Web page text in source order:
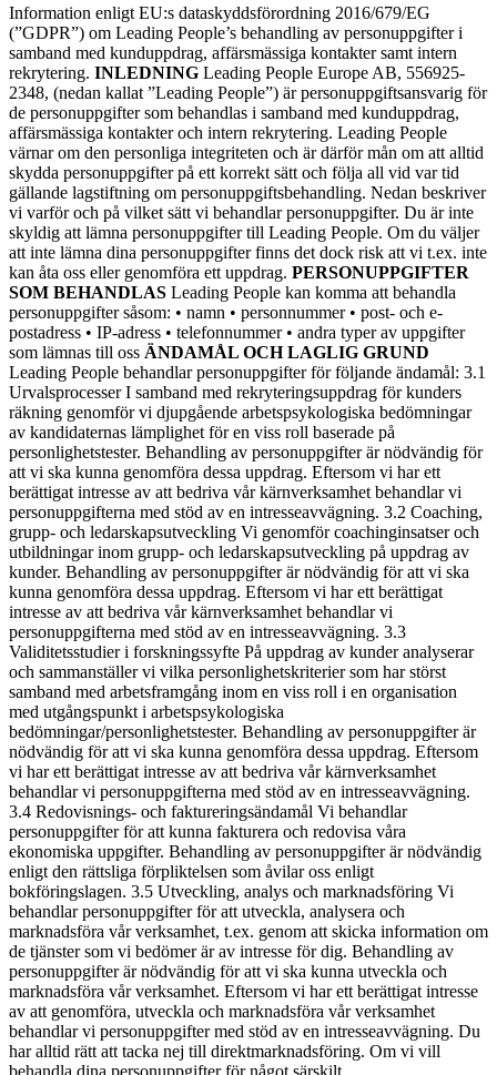
Information enligt EU:s dataskyddsförordning 2016/679/EG
(”GDPR”) om Leading People’s behandling av personuppgifter i
samband med kunduppdrag, affärsmässiga kontakter samt intern
rekrytering. INLEDNING Leading People Europe AB, 556925-
2348, (nedan kallat ”Leading People”) är personuppgiftsansvarig för
de personuppgifter som behandlas i samband med kunduppdrag,
affärsmässiga kontakter och intern rekrytering. Leading People
värnar om den personliga integriteten och är därför mån om att alltid
skydda personuppgifter på ett korrekt sätt och följa all vid var tid
gällande lagstiftning om personuppgiftsbehandling. Nedan beskriver
vi varför och på vilket sätt vi behandlar personuppgifter. Du är inte
skyldig att lämna personuppgifter till Leading People. Om du väljer
att inte lämna dina personuppgifter finns det dock risk att vi t.ex. inte
kan åta oss eller genomföra ett uppdrag. PERSONUPPGIFTER
SOM BEHANDLAS Leading People kan komma att behandla
personuppgifter såsom: • namn • personnummer • post- och e-
postadress • IP-adress • telefonnummer • andra typer av uppgifter
som lämnas till oss ÄNDAMÅL OCH LAGLIG GRUND
Leading People behandlar personuppgifter för följande ändamål: 3.1
Urvalsprocesser I samband med rekryteringsuppdrag för kunders
räkning genomför vi djupgående arbetspsykologiska bedömningar
av kandidaternas lämplighet för en viss roll baserade på
personlighetstester. Behandling av personuppgifter är nödvändig för
att vi ska kunna genomföra dessa uppdrag. Eftersom vi har ett
berättigat intresse av att bedriva vår kärnverksamhet behandlar vi
personuppgifterna med stöd av en intresseavvägning. 3.2 Coaching,
grupp- och ledarskapsutveckling Vi genomför coachinginsatser och
utbildningar inom grupp- och ledarskapsutveckling på uppdrag av
kunder. Behandling av personuppgifter är nödvändig för att vi ska
kunna genomföra dessa uppdrag. Eftersom vi har ett berättigat
intresse av att bedriva vår kärnverksamhet behandlar vi
personuppgifterna med stöd av en intresseavvägning. 3.3
Validitetsstudier i forskningssyfte På uppdrag av kunder analyserar
och sammanställer vi vilka personlighetskriterier som har störst
samband med arbetsframgång inom en viss roll i en organisation
med utgångspunkt i arbetspsykologiska
bedömningar/personlighetstester. Behandling av personuppgifter är
nödvändig för att vi ska kunna genomföra dessa uppdrag. Eftersom
vi har ett berättigat intresse av att bedriva vår kärnverksamhet
behandlar vi personuppgifterna med stöd av en intresseavvägning.
3.4 Redovisnings- och faktureringsändamål Vi behandlar
personuppgifter för att kunna fakturera och redovisa våra
ekonomiska uppgifter. Behandling av personuppgifter är nödvändig
enligt den rättsliga förpliktelsen som åvilar oss enligt
bokföringslagen. 3.5 Utveckling, analys och marknadsföring Vi
behandlar personuppgifter för att utveckla, analysera och
marknadsföra vår verksamhet, t.ex. genom att skicka information om
de tjänster som vi bedömer är av intresse för dig. Behandling av
personuppgifter är nödvändig för att vi ska kunna utveckla och
marknadsföra vår verksamhet. Eftersom vi har ett berättigat intresse
av att genomföra, utveckla och marknadsföra vår verksamhet
behandlar vi personuppgifter med stöd av en intresseavvägning. Du
har alltid rätt att tacka nej till direktmarknadsföring. Om vi vill
behandla dina personuppgifter för något särskilt